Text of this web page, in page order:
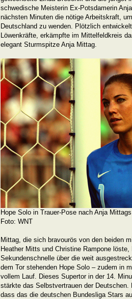
schwedische Meisterin Ex-Potsdamerin
nächsten Minuten die nötige Arbeitskraft,
Deutschland zu wenden. Plötzlich
Löwenkräfte, erkämpfte im Mittelfeldkreis
elegant Sturmspitze Anja Mittag.
Hope Solo in Trauer-Pose nach Anja
Foto: WNT
Mittag, die sich bravourös von den beiden
Heather Mitts und Christine Rampone
Sekundenschnelle über die weit
dem Tor stehenden Hope Solo – zudem in
vollem Lauf. Dieses Supertor in der 14.
stärkte das Selbstvertrauen der Deutschen.
dass das die deutschen Bundesliga Stars